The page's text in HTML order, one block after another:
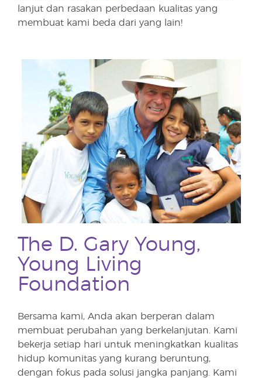
lanjut dan rasakan perbedaan kualitas yang
membuat kami beda dari yang lain!
The D. Gary Young,
Young Living
Foundation
Bersama kami, Anda akan berperan dalam
membuat perubahan yang berkelanjutan. Kami
bekerja setiap hari untuk meningkatkan kualitas
hidup komunitas yang kurang beruntung,
dengan fokus pada solusi jangka panjang. Kami